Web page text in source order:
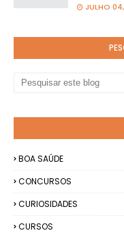
JULHO
BOA SAÚDE
CONCURSOS
CURIOSIDADES
CURSOS